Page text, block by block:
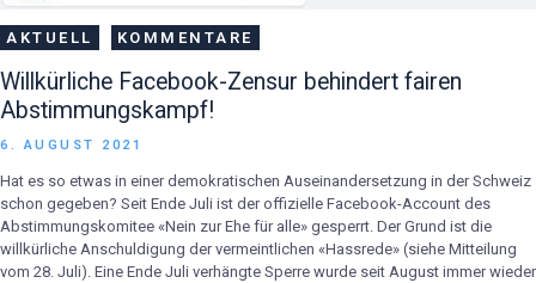
AKTUELL KOMMENTARE
Willkürliche Facebook-Zensur behindert fairen
Abstimmungskampf!
6. AUGUST 2021
Hat es so etwas in einer demokratischen Auseinandersetzung in der Schweiz
schon gegeben? Seit Ende Juli ist der offizielle Facebook-Account des
Abstimmungskomitee «Nein zur Ehe für alle» gesperrt. Der Grund ist die
willkürliche Anschuldigung der vermeintlichen «Hassrede» (siehe Mitteilung
vom 28. Juli). Eine Ende Juli verhängte Sperre wurde seit August immer wieder